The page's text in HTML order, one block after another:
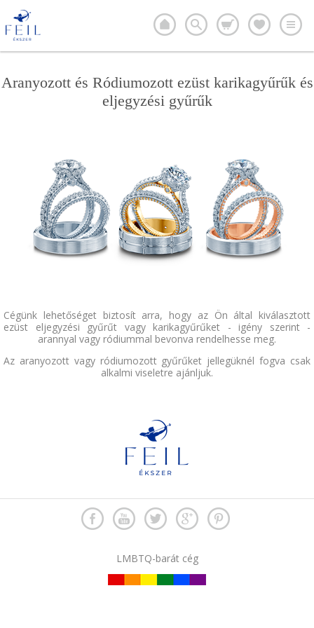
Aranyozott és Ródiumozott ezüst karikagyűrűk és
eljegyzési gyűrűk
Cégünk lehetőséget biztosít arra, hogy az Ön által kiválasztott
ezüst eljegyzési gyűrűt vagy karikagyűrűket - igény szerint -
arannyal vagy ródiummal bevonva rendelhesse meg.
Az aranyozott vagy ródiumozott gyűrűket jellegüknél fogva csak
alkalmi viseletre ajánljuk.
LMBTQ-barát cég